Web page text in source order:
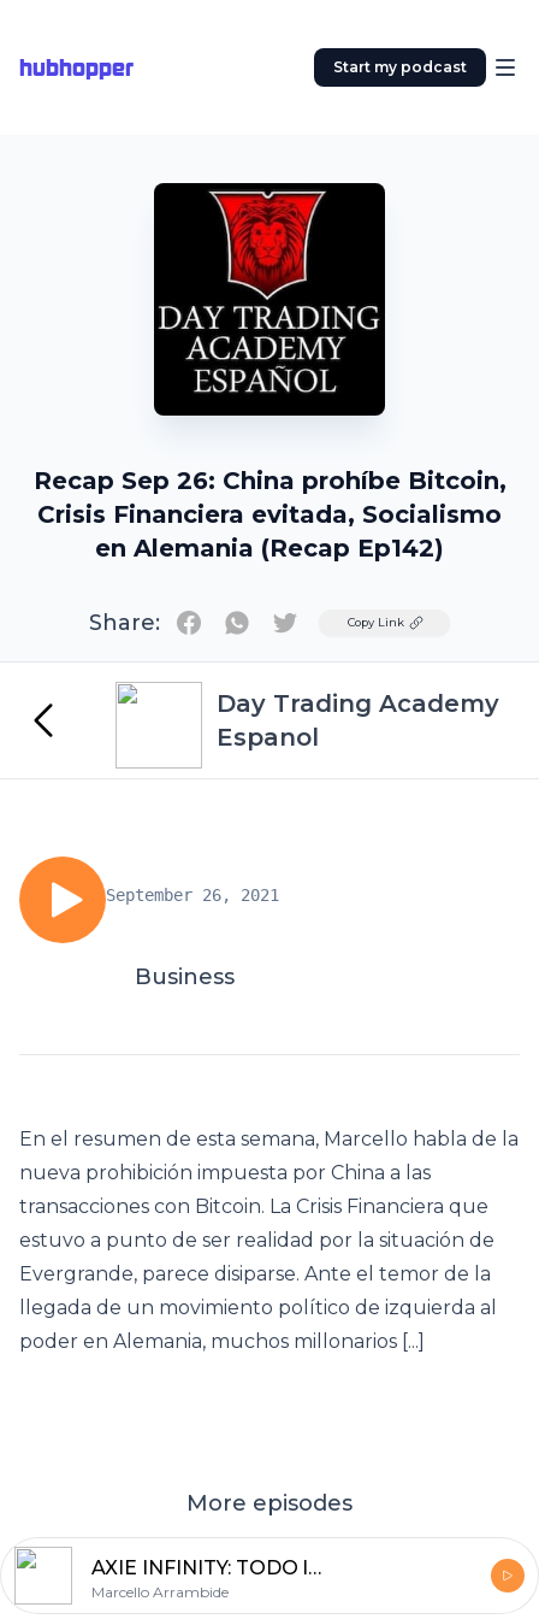
hubhopper Start my podcast
Recap Sep 26: China prohíbe Bitcoin,
Crisis Financiera evitada, Socialismo
en Alemania (Recap Ep142)
Share: TwitterCopy Link
Day Trading Academy
Espanol
September 26, 2021
Business
En el resumen de esta semana, Marcello habla de la
nueva prohibición impuesta por China a las
transacciones con Bitcoin. La Crisis Financiera que
estuvo a punto de ser realidad por la situación de
Evergrande, parece disiparse. Ante el temor de la
llegada de un movimiento político de izquierda al
poder en Alemania, muchos millonarios [...]
More episodes
AXIE INFINITY: TODO lo que DEBES SABER para EMPEZAR | Axie Infinity 2021 | Axie Infinity Becas
Marcello Arrambide